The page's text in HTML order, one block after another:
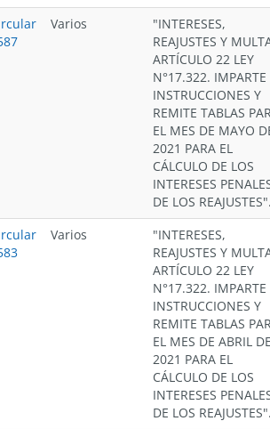
Varios
"INTERESES,
REAJUSTES Y
ARTÍCULO 22 LEY
N°17.322. IMPARTE
INSTRUCCIONES Y
REMITE TABLAS
EL MES DE MAYO
2021 PARA EL
CÁLCULO DE LOS
INTERESES
DE LOS
Varios
"INTERESES,
REAJUSTES Y
ARTÍCULO 22 LEY
N°17.322. IMPARTE
INSTRUCCIONES Y
REMITE TABLAS
EL MES DE ABRIL
2021 PARA EL
CÁLCULO DE LOS
INTERESES
DE LOS